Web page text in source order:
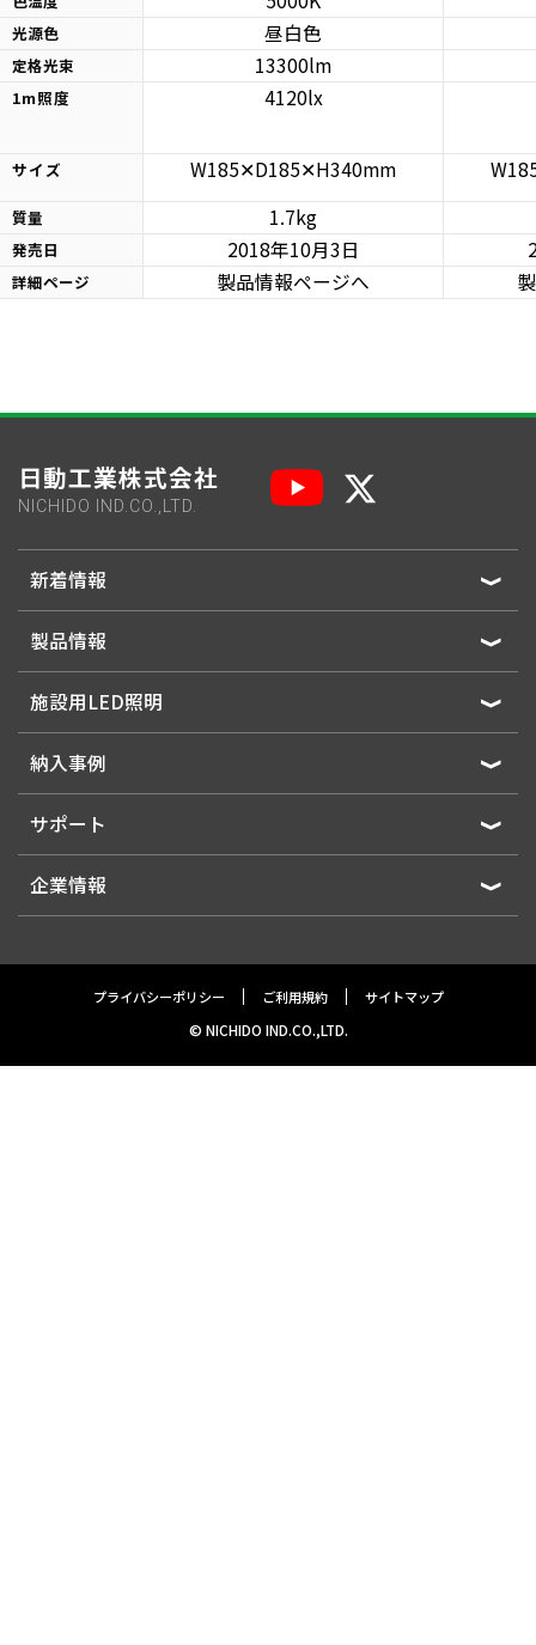
光源色
定格光束
1m照度
サイズ
質量
発売日
詳細ページ
昼白色
13300lm
4120lx
W185✕D185✕H340mm
1.7kg
2018年10月3日
製品情報ページへ
日動工業株式会社
NICHIDO IND.CO.,LTD.
新着情報
製品情報
施設用LED照明
納入事例
サポート
企業情報
プライバシーポリシー ご利用規約 サイトマップ
© NICHIDO IND.CO.,LTD.